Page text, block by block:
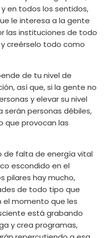
en todos los sentidos,
le interesa a la gente
las instituciones de todo
creérselo todo como
de tu nivel de
así que, si la gente no
y elevar su nivel
serán personas débiles,
que provocan las
de falta de energía vital
escondido en el
pilares hay mucho,
de todo tipo que
el momento que les
está grabando
y crea programas,